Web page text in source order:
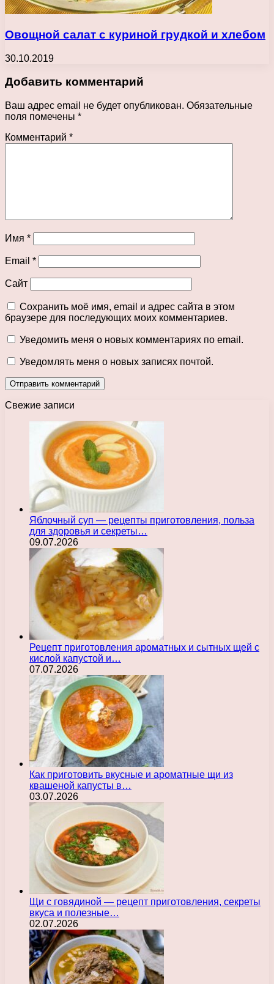
Овощной салат с куриной грудкой и хлебом
30.10.2019
Добавить комментарий
Ваш адрес email не будет опубликован. Обязательные
поля помечены *
Комментарий *
Имя *
Email *
Сайт
Сохранить моё имя, email и адрес сайта в этом
браузере для последующих моих комментариев.
Уведомить меня о новых комментариях по email.
Уведомлять меня о новых записях почтой.
Свежие записи
Яблочный суп — рецепты приготовления, польза
для здоровья и секреты…
09.07.2026
Рецепт приготовления ароматных и сытных щей с
кислой капустой и…
07.07.2026
Как приготовить вкусные и ароматные щи из
квашеной капусты в…
03.07.2026
Щи с говядиной — рецепт приготовления, секреты
вкуса и полезные…
02.07.2026